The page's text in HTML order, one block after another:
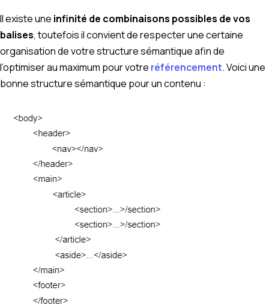
Il existe une infinité de combinaisons possibles de vos
balises, toutefois il convient de respecter une certaine
organisation de votre structure sémantique afin de
l’optimiser au maximum pour votre référencement. Voici une
bonne structure sémantique pour un contenu :